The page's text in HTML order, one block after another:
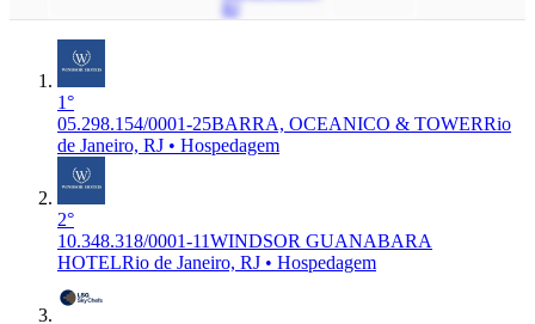
1°
05.298.154/0001-25BARRA, OCEANICO & TOWERRio
de Janeiro, RJ • Hospedagem
2°
10.348.318/0001-11WINDSOR GUANABARA
HOTELRio de Janeiro, RJ • Hospedagem